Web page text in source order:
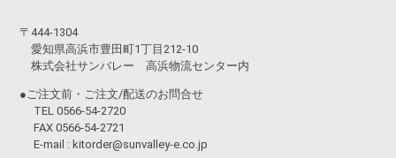
〒444-1304
愛知県高浜市豊田町1丁目212-10
株式会社サンバレー 高浜物流センター内
●ご注文前・ご注文/配送のお問合せ
TEL 0566-54-2720
FAX 0566-54-2721
E-mail : kitorder@sunvalley-e.co.jp